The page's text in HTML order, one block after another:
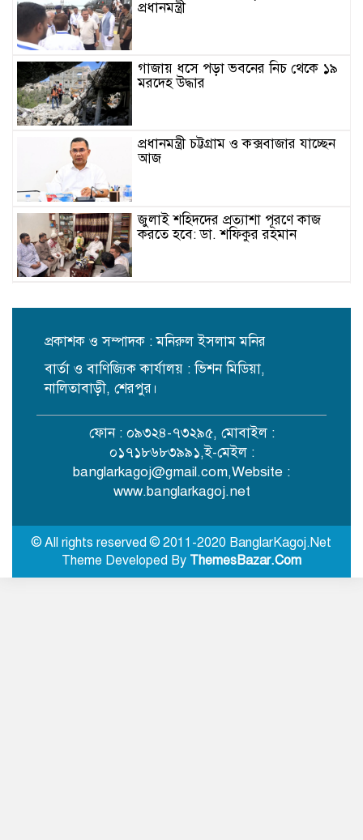
প্রধানমন্ত্রী
গাজায় ধসে পড়া ভবনের নিচ থেকে ১৯
মরদেহ উদ্ধার
প্রধানমন্ত্রী চট্টগ্রাম ও কক্সবাজার যাচ্ছেন
আজ
জুলাই শহিদদের প্রত্যাশা পূরণে কাজ
করতে হবে: ডা. শফিকুর রহমান
নারীর লাশ, এখনো উদ্ধার হয়নি মাথা ও
নবজাগরণ একাডেমিতে বৃত্তি বিতরণে
বিভ্রান্তির প্রতিবাদে সংবাদ সম্মেলন
জুলাইযোদ্ধাদের সিএনজি অটোরিকশা ও
রিকশা উপহার দিলেন প্রধানমন্ত্রী
রাজনৈতিক দাফন হয়েছে: সালাহউদ্দিন
আহমদ
প্রকাশক ও সম্পাদক : মনিরুল ইসলাম মনির
বার্তা ও বাণিজ্যিক কার্যালয় : ভিশন মিডিয়া,
নালিতাবাড়ী, শেরপুর।
ফোন : ০৯৩২৪-৭৩২৯৫, মোবাইল :
০১৭১৮৬৮৩৯৯১,ই-মেইল :
banglarkagoj@gmail.com,Website :
www.banglarkagoj.net
© All rights reserved © 2011-2020 BanglarKagoj.Net
Theme Developed By ThemesBazar.Com